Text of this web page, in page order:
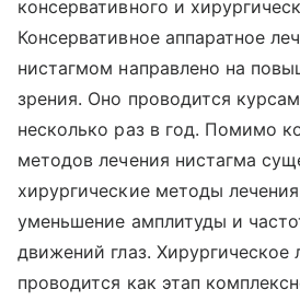
консервативного и
Консервативное аппаратное
нистагмом направлено на
зрения. Оно проводится
несколько раз в год. Помимо
методов лечения нистагма
хирургические методы
уменьшение амплитуды и
движений глаз. Хирургическое
проводится как этап